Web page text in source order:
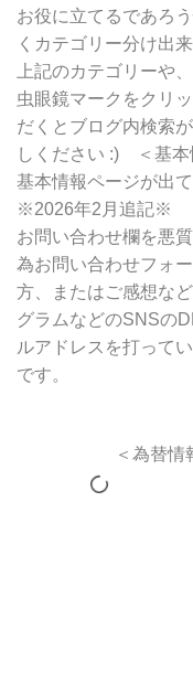
お役に立てるであろ
くカテゴリー分け出
上記のカテゴリーや
虫眼鏡マークをクリ
だくとブログ内検索
しください :) ＜基本
基本情報ページが出て
※2026年2月追記※
お問い合わせ欄を悪
為お問い合わせフォ
方、またはご感想な
グラムなどのSNSの
ルアドレスを打って
です。
＜為替情